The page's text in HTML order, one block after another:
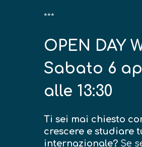
***
OPEN DAY
Sabato 6
alle 13:30
Ti sei mai chiesto
crescere e studiare
internazionale? Se